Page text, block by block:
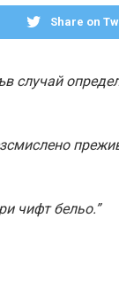
Share on
случай
чифт бельо.”